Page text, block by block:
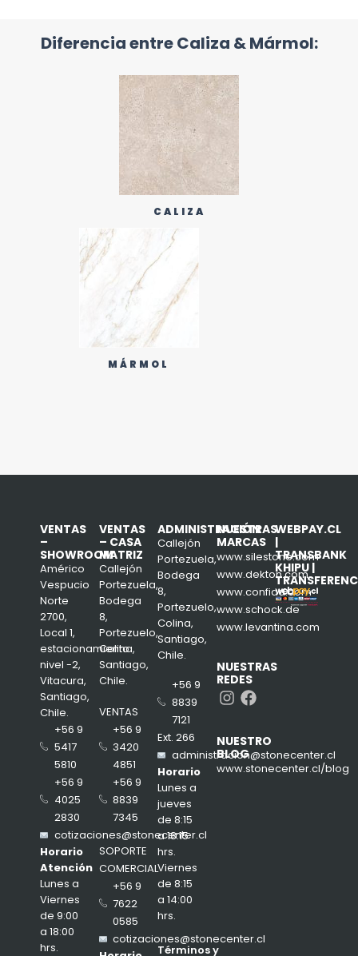
Diferencia entre Caliza & Mármol:
CALIZA
MÁRMOL
VENTAS
–
SHOWROOM
Américo
Vespucio
Norte
2700,
Local 1,
estacionamiento
nivel -2,
Vitacura,
Santiago,
Chile.
+56 9
5417
5810
+56 9
4025
2830
cotizaciones@stonecenter.cl
Horario
Atención
Lunes a
Viernes
de 9:00
a 18:00
hrs.
VENTAS
– CASA
MATRIZ
Callejón
Portezuela,
Bodega
8,
Portezuelo,
Colina,
Santiago,
Chile.
VENTAS
+56 9
3420
4851
+56 9
8839
7345
SOPORTE
COMERCIAL
+56 9
7622
0585
cotizaciones@stonecenter.cl
ADMINISTRACIÓN
Callejón
Portezuela,
Bodega
8,
Portezuelo,
Colina,
Santiago,
Chile.
+56 9
8839
7121
Ext. 266
administracion@stonecenter.cl
Horario
Lunes a
jueves
de 8:15
a 18:15
hrs.
Viernes
de 8:15
a 14:00
hrs.
Términos y
NUESTRAS
MARCAS
www.silestone.com
www.dekton.com
www.confiad.com
www.schock.de
www.levantina.com
NUESTRAS
REDES
Instagram
Facebook
NUESTRO
BLOG
www.stonecenter.cl/blog
WEBPAY.CL
|
TRANSBANK
KHIPU |